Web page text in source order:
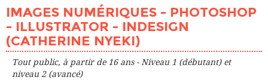
PLACES DISPONIBLES 1
LIEU SAMPAIX (Paris 10ème)
INTERVENANT (E) NYEKI Catherine
PLACES DISPONIBLES 3
HEURE 18h30 - 21h30
IMAGES NUMÉRIQUES - PHOTOSHOP
- ILLUSTRATOR - INDESIGN
(CATHERINE NYEKI)
Tout public, à partir de 16 ans - Niveau 1 (débutant) et
niveau 2 (avancé)